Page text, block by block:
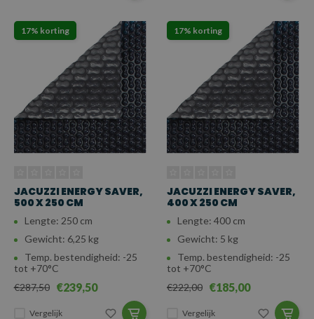
17% korting
JACUZZI ENERGY SAVER,
500 X 250 CM
Lengte: 250 cm
Gewicht: 6,25 kg
Temp. bestendigheid: -25
tot +70°C
€287,50
€239,50
Vergelijk
17% korting
JACUZZI ENERGY SAVER,
400 X 250 CM
Lengte: 400 cm
Gewicht: 5 kg
Temp. bestendigheid: -25
tot +70°C
€222,00 €185,00
Vergelijk